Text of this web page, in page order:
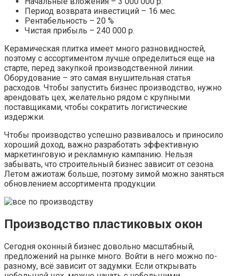
Период возврата инвестиций – 16 мес.
Рентабельность – 20 %
Чистая прибыль – 240 000 р.
Керамическая плитка имеет много разновидностей,
поэтому с ассортиментом лучше определиться еще на
старте, перед закупкой производственной линии.
Оборудование – это самая внушительная статья
расходов. Чтобы запустить бизнес производство, нужно
арендовать цех, желательно рядом с крупными
поставщиками, чтобы сократить логистические
издержки.
Чтобы производство успешно развивалось и приносило
хороший доход, важно разработать эффективную
маркетинговую и рекламную кампанию. Нельзя
забывать, что строительный бизнес зависит от сезона.
Летом ажиотаж больше, поэтому зимой можно заняться
обновлением ассортимента продукции.
Производство пластиковых окон
Сегодня оконный бизнес довольно масштабный,
предложений на рынке много. Войти в него можно по-
разному, всё зависит от задумки. Если открывать